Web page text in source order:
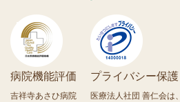
病院機能評価
吉祥寺あさひ病院
プライバシー保護
医療法人社団 善仁会は、